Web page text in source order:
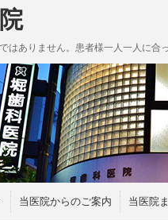
はありません。患者様一人一人に合
当医院からのご案内 当医院